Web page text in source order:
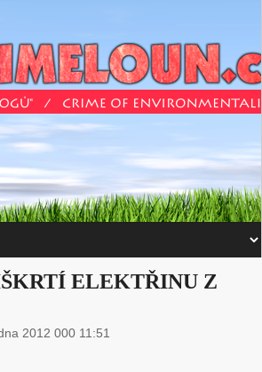
ELEKTŘINU Z
2012 000 11:51